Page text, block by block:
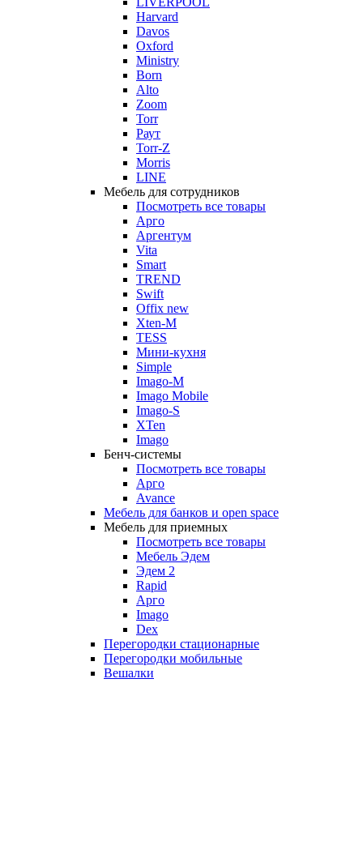
Harvard
Davos
Oxford
Ministry
Born
Alto
Zoom
Torr
Раут
Torr-Z
Morris
LINE
Мебель для сотрудников
Посмотреть все товары
Арго
Аргентум
Vita
Smart
TREND
Swift
Offix new
Xten-M
TESS
Мини-кухня
Simple
Imago-M
Imago Mobile
Imago-S
XTen
Imago
Бенч-системы
Посмотреть все товары
Арго
Avance
Мебель для банков и open space
Мебель для приемных
Посмотреть все товары
Мебель Эдем
Эдем 2
Rapid
Арго
Imago
Dex
Перегородки стационарные
Перегородки мобильные
Вешалки